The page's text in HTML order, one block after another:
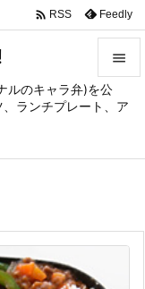
ルのキャラ弁)を公
ランチプレート、ア


メニュ
サイド

 RSS Feedly